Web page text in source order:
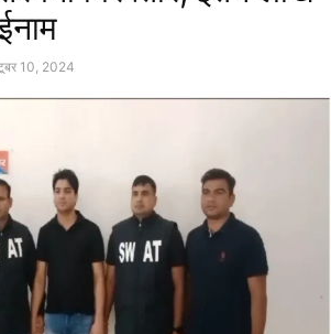
10, 2024